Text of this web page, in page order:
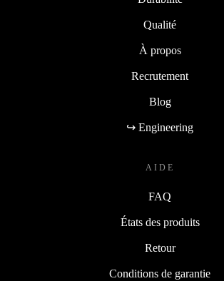
Qualité
À propos
Recrutement
Blog
↪ Engineering
AIDE
FAQ
États des produits
Retour
Conditions de garantie